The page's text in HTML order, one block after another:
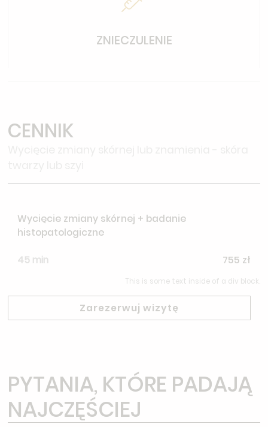
ZNIECZULENIE
CENNIK
Wycięcie zmiany skórnej + badanie
histopatologiczne
45 min
This is some text inside of a div block.
755 zł
Zarezerwuj wizytę
PYTANIA, KTÓRE PADAJĄ
NAJCZĘŚCIEJ